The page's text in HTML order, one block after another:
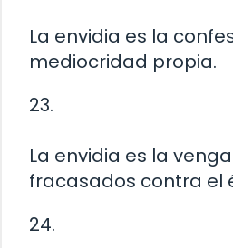
La envidia es la
mediocridad propia.
23.
La envidia es la
fracasados contra el
24.